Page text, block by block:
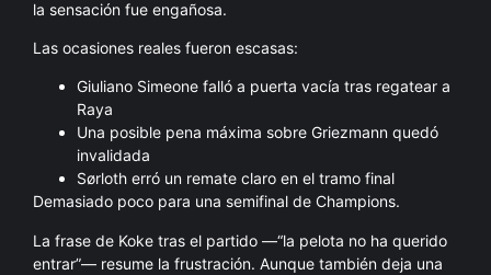
la sensación fue engañosa.
Las ocasiones reales fueron escasas:
Giuliano Simeone falló a puerta vacía tras regatear a
Raya
Una posible pena máxima sobre Griezmann quedó
invalidada
Sørloth erró un remate claro en el tramo final
Demasiado poco para una semifinal de Champions.
La frase de Koke tras el partido —“la pelota no ha querido
entrar”— resume la frustración. Aunque también deja una